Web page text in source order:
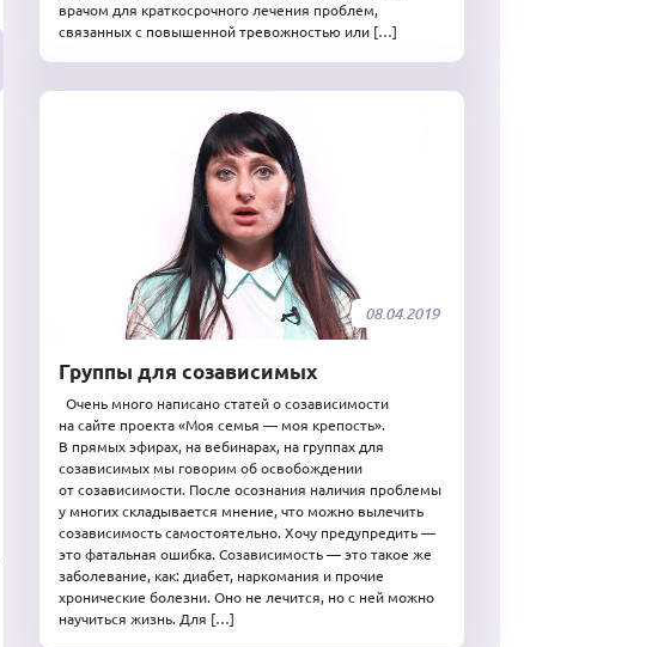
врачом для краткосрочного лечения проблем,
связанных с повышенной тревожностью или […]
08.04.2019
Группы для созависимых
Очень много написано статей о созависимости
на сайте проекта «Моя семья — моя крепость».
В прямых эфирах, на вебинарах, на группах для
созависимых мы говорим об освобождении
от созависимости. После осознания наличия проблемы
у многих складывается мнение, что можно вылечить
созависимость самостоятельно. Хочу предупредить —
это фатальная ошибка. Созависимость — это такое же
заболевание, как: диабет, наркомания и прочие
хронические болезни. Оно не лечится, но с ней можно
научиться жизнь. Для […]